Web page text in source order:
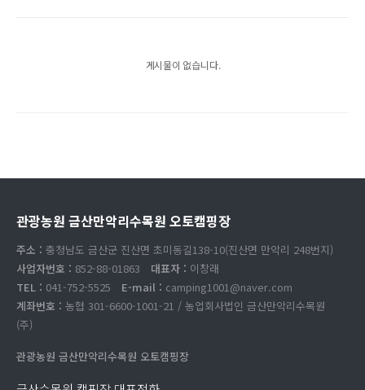
게시물이 없습니다.
관광농원 금산만악리수목원 오토캠핑장
주소 : 충청남도 금산군 진산면 초미동길138-10(진산면 만악리 248번지)
사업자번호 : 852-88-01863 대표자 : 이창래
TEL : 041-752-5525 E-mail : camping1001@naver.com
계좌번호 : 농협 301-6600-1001-21 / 농업회사법인 금산만악리수목원
(주)
관광농원 금산만악리수목원 오토캠핑장